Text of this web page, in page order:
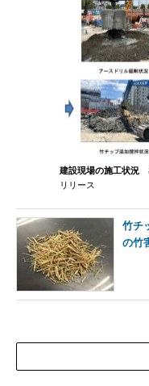
建設現場の施工状況
リリース
竹チ
の竹